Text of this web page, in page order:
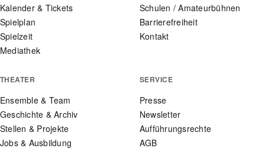
Kalender & Tickets
Spielplan
Spielzeit
Mediathek
Schulen / Amateurbühnen
Barrierefreiheit
Kontakt
THEATER
Ensemble & Team
Geschichte & Archiv
Stellen & Projekte
Jobs & Ausbildung
SERVICE
Presse
Newsletter
Aufführungsrechte
AGB